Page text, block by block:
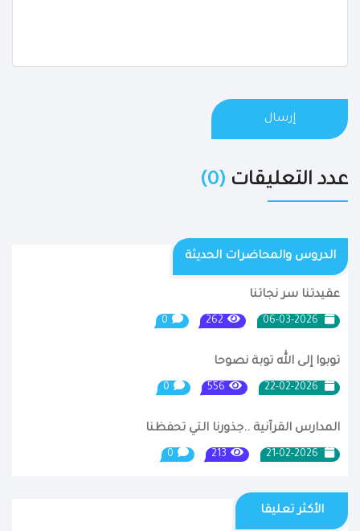
إرسال
عدد التعليقات (0)
الدروس والمحاضرات الحديثة
عقيدتنا سر نجاتنا
262
0
توبوا إلى الله توبة نصوحا
556
0
المدارس القرآنية ..جذورنا التي تحفظنا
213
0
الأكثر تعليقا